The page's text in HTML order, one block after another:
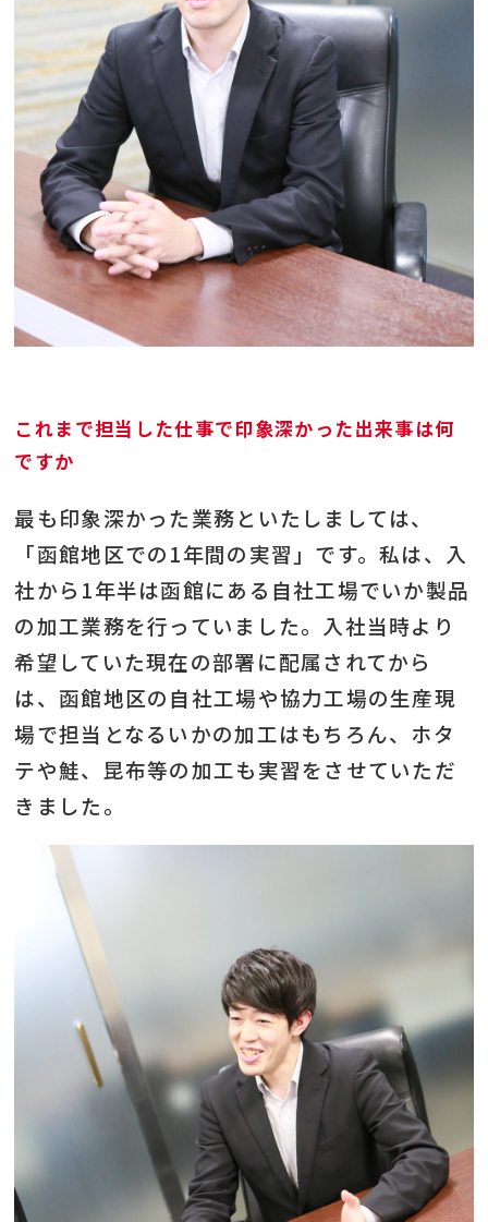
これまで担当した仕事で印象深かった出来事は何
ですか
最も印象深かった業務といたしましては、
「函館地区での1年間の実習」です。私は、入
社から1年半は函館にある自社工場でいか製品
の加工業務を行っていました。 入社当時より
希望していた現在の部署に配属されてから
は、函館地区の自社工場や協力工場の生産現
場で担当となるいかの加工はもちろん、ホタ
テや鮭、昆布等の加工も実習をさせていただ
きました。